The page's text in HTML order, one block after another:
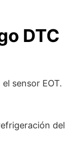
DTC
sensor EOT.
del